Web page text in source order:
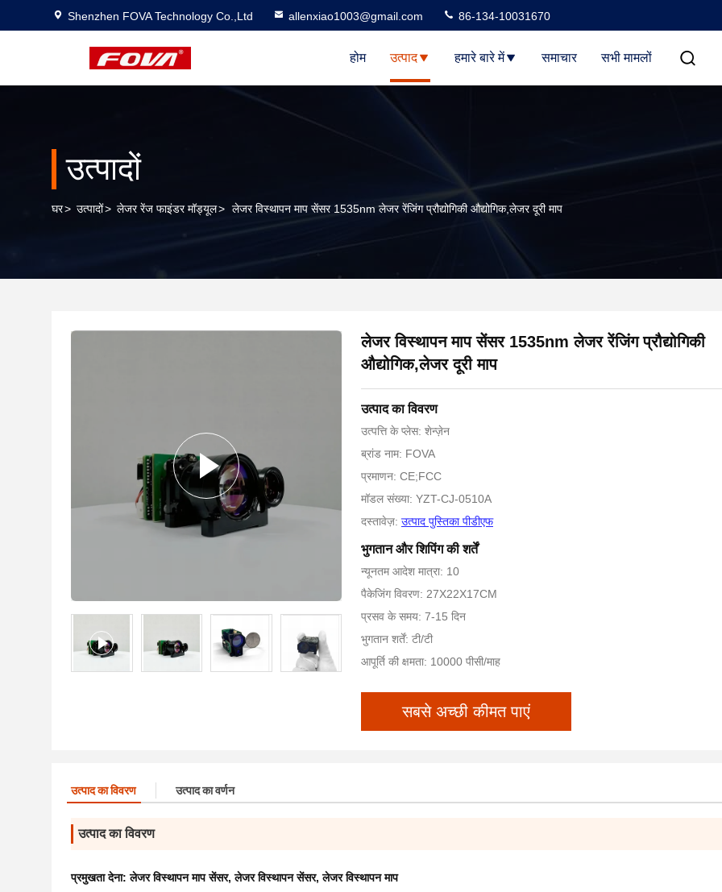
Shenzhen FOVA Technology Co.,Ltd allenxiao1003@gmail.com 86-134-10031670
होम उत्पाद हमारे बारे में समाचार सभी मामलों
उत्पादों
घर> उत्पादों> लेजर रेंज फाइंडर मॉड्यूल> लेजर विस्थापन माप सेंसर 1535nm लेजर रेंजिंग प्रौद्योगिकी औद्योगिक,लेजर दूरी माप
लेजर विस्थापन माप सेंसर 1535nm लेजर रेंजिंग प्रौद्योगिकी
औद्योगिक,लेजर दूरी माप
उत्पाद का विवरण
उत्पत्ति के प्लेस: शेन्ज़ेन
ब्रांड नाम: FOVA
प्रमाणन: CE;FCC
मॉडल संख्या: YZT-CJ-0510A
दस्तावेज़: उत्पाद पुस्तिका पीडीएफ
भुगतान और शिपिंग की शर्तें
न्यूनतम आदेश मात्रा: 10
पैकेजिंग विवरण: 27X22X17CM
प्रसव के समय: 7-15 दिन
भुगतान शर्तें: टी/टी
आपूर्ति की क्षमता: 10000 पीसी/माह
सबसे अच्छी कीमत पाएं
उत्पाद का विवरण उत्पाद का वर्णन
उत्पाद का विवरण
प्रमुखता देना:लेजर विस्थापन माप सेंसर,लेजर विस्थापन सेंसर,लेजर विस्थापन माप